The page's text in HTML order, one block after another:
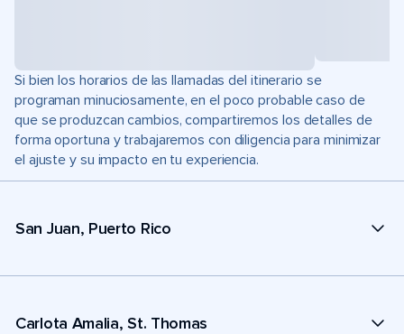
Si bien los horarios de las llamadas del itinerario se
programan minuciosamente, en el poco probable caso de
que se produzcan cambios, compartiremos los detalles de
forma oportuna y trabajaremos con diligencia para minimizar
el ajuste y su impacto en tu experiencia.
San Juan, Puerto Rico
Carlota Amalia, St. Thomas